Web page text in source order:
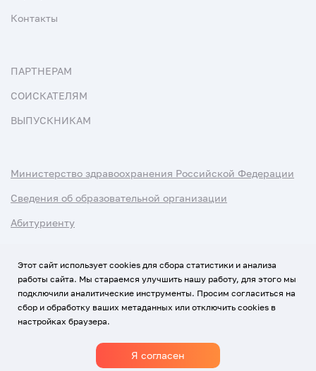
Контакты
ПАРТНЕРАМ
СОИСКАТЕЛЯМ
ВЫПУСКНИКАМ
Министерство здравоохранения Российской Федерации
Сведения об образовательной организации
Абитуриенту
Использование Cookies
Политика обработки персональных данных
© Все права защищены
Этот сайт использует cookies для сбора статистики и анализа
работы сайта. Мы стараемся улучшить нашу работу, для этого мы
подключили аналитические инструменты. Просим согласиться на
сбор и обработку ваших метаданных или отключить cookies в
настройках браузера.
Я согласен